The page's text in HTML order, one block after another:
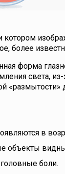
котором
более
форма
света,
в
объекты
боли.